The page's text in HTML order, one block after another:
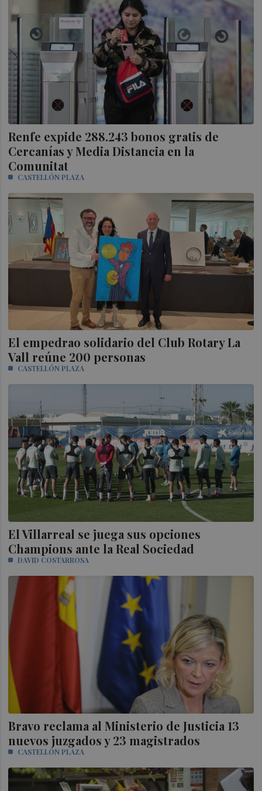
Renfe expide 288.243 bonos gratis de
Cercanías y Media Distancia en la
Comunitat
CASTELLÓN PLAZA
El empedrao solidario del Club Rotary La
Vall reúne 200 personas
CASTELLÓN PLAZA
El Villarreal se juega sus opciones
Champions ante la Real Sociedad
DAVID COSTARROSA
Bravo reclama al Ministerio de Justicia 13
nuevos juzgados y 23 magistrados
CASTELLÓN PLAZA